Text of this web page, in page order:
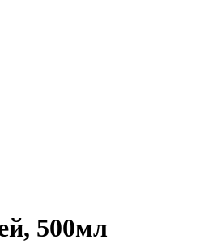
500мл